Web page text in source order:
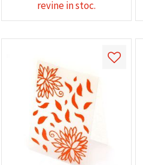
revine in stoc.